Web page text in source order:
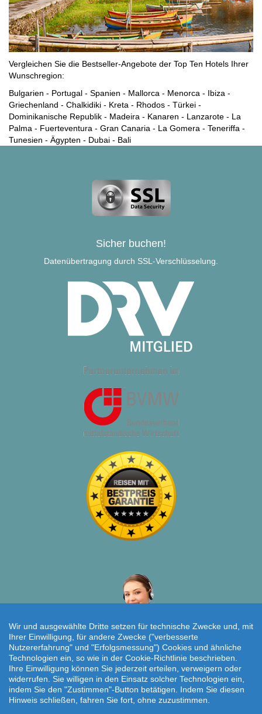
Vergleichen Sie die Bestseller-Angebote der Top Ten Hotels Ihrer
Wunschregion:
Bulgarien - Portugal - Spanien - Mallorca - Menorca - Ibiza -
Griechenland - Chalkidiki - Kreta - Rhodos - Türkei -
Dominikanische Republik - Madeira - Kanaren - Lanzarote - La
Palma - Fuerteventura - Gran Canaria - La Gomera - Teneriffa -
Tunesien - Ägypten - Dubai - Bali
Sicher buchen!
Datenübertragung durch SSL-Verschlüsselung.
Individuelle Reiseanfrage!
Travelcheck © 2026
Startseite|AGB|Kontakt|Impressum
Wir und ausgewählte Dritte setzen für technische Zwecke und, mit
Ihrer Einwilligung, für andere Zwecke ("verbesserte
Nutzererfahrung" und "Erfolgsmessung") Cookies und ähnliche
Technologien ein, so wie in der Cookie-Richtlinie beschrieben.
Ihre Einwilligung können Sie jederzeit erteilen, verweigern oder
widerrufen. Sie willigen in den Einsatz solcher Technologien ein,
indem Sie den "Zustimmen"-Button betätigen. Indem Sie diesen
Hinweis schließen, fahren Sie fort, ohne zuzustimmen.